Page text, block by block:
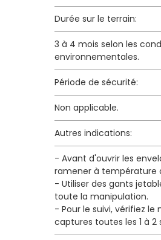
Durée sur le terrain:
3 à 4 mois selon les
environnementales.
Période de sécurité:
Non applicable.
Autres indications:
- Avant d'ouvrir les
ramener à température
- Utiliser des gants
toute la manipulation.
- Pour le suivi, vérifiez le
captures toutes les 1 à 2